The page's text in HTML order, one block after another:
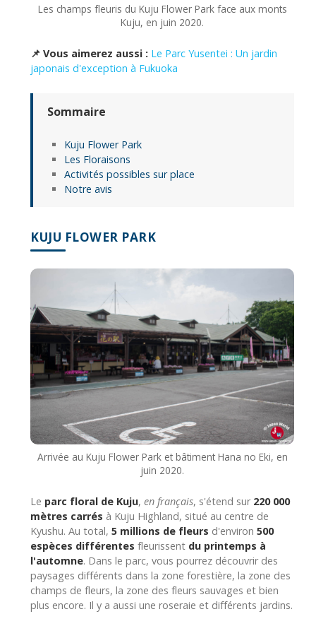
Les champs fleuris du Kuju Flower Park face aux monts
Kuju, en juin 2020.
📌 Vous aimerez aussi : Le Parc Yusentei : Un jardin
japonais d'exception à Fukuoka
Sommaire
Kuju Flower Park
Les Floraisons
Activités possibles sur place
Notre avis
KUJU FLOWER PARK
Arrivée au Kuju Flower Park et bâtiment Hana no Eki, en
juin 2020.
Le parc floral de Kuju, en français, s'étend sur 220 000
mètres carrés à Kuju Highland, situé au centre de
Kyushu. Au total, 5 millions de fleurs d'environ 500
espèces différentes fleurissent du printemps à
l'automne. Dans le parc, vous pourrez découvrir des
paysages différents dans la zone forestière, la zone des
champs de fleurs, la zone des fleurs sauvages et bien
plus encore. Il y a aussi une roseraie et différents jardins.